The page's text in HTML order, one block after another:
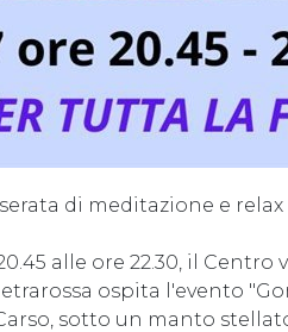
di meditazione e
alle ore 22.30, il Centro
ospita l'evento
sotto un manto